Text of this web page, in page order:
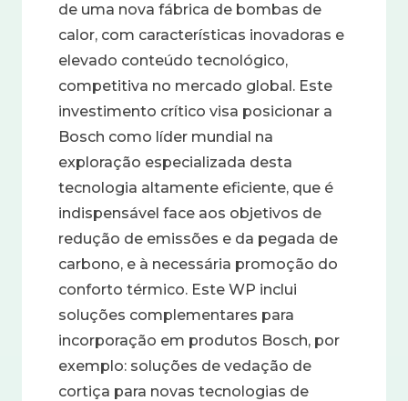
de uma nova fábrica de bombas de
calor, com características inovadoras e
elevado conteúdo tecnológico,
competitiva no mercado global. Este
investimento crítico visa posicionar a
Bosch como líder mundial na
exploração especializada desta
tecnologia altamente eficiente, que é
indispensável face aos objetivos de
redução de emissões e da pegada de
carbono, e à necessária promoção do
conforto térmico. Este WP inclui
soluções complementares para
incorporação em produtos Bosch, por
exemplo: soluções de vedação de
cortiça para novas tecnologias de